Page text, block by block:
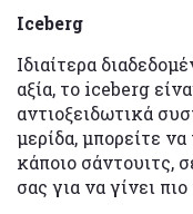
Iceberg
Ιδιαίτερα
αξία, το iceberg
αντιοξειδωτικά
μερίδα, μπορείτε
κάποιο σάντουιτς,
σας για να γίνει